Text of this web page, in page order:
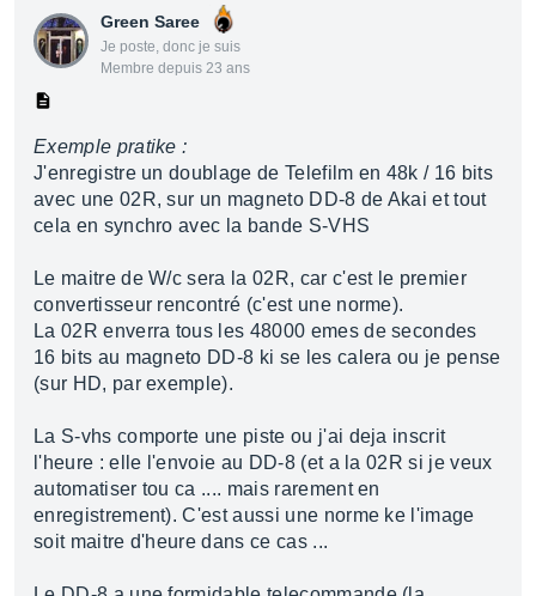
Green Saree
Je poste, donc je suis
Membre depuis 23 ans
Exemple pratike :
J'enregistre un doublage de Telefilm en 48k / 16 bits
avec une 02R, sur un magneto DD-8 de Akai et tout
cela en synchro avec la bande S-VHS
Le maitre de W/c sera la 02R, car c'est le premier
convertisseur rencontré (c'est une norme).
La 02R enverra tous les 48000 emes de secondes
16 bits au magneto DD-8 ki se les calera ou je pense
(sur HD, par exemple).
La S-vhs comporte une piste ou j'ai deja inscrit
l'heure : elle l'envoie au DD-8 (et a la 02R si je veux
automatiser tou ca .... mais rarement en
enregistrement). C'est aussi une norme ke l'image
soit maitre d'heure dans ce cas ...